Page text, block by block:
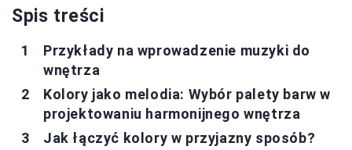
Spis treści
Przykłady na wprowadzenie muzyki do
wnętrza
Kolory jako melodia: Wybór palety barw w
projektowaniu harmonijnego wnętrza
Jak łączyć kolory w przyjazny sposób?